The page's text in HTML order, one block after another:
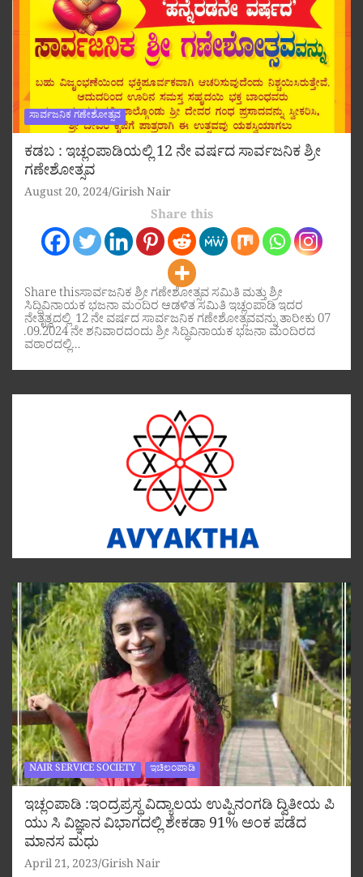
ಸಾರ್ವಜನಿಕ ಗಣೇಶೋತ್ಸವ
ಕಡಬ : ಇಚ್ಲಂಪಾಡಿಯಲ್ಲಿ 12 ನೇ ವರ್ಷದ ಸಾರ್ವಜನಿಕ ಶ್ರೀ
ಗಣೇಶೋತ್ಸವ
August 20, 2024 Girish Nair
Share this
Share thisಸಾರ್ವಜನಿಕ ಶ್ರೀ ಗಣೇಶೋತ್ಸವ ಸಮಿತಿ ಮತ್ತು ಶ್ರೀ
ಸಿದ್ಧಿವಿನಾಯಕ ಭಜನಾ ಮಂದಿರ ಆಡಳಿತ ಸಮಿತಿ ಇಚ್ಲಂಪಾಡಿ ಇದರ
ನೇತೃತ್ವದಲ್ಲಿ 12 ನೇ ವರ್ಷದ ಸಾರ್ವಜನಿಕ ಗಣೇಶೋತ್ಸವವನ್ನು ತಾರೀಕು 07
.09.2024 ನೇ ಶನಿವಾರದಂದು ಶ್ರೀ ಸಿದ್ಧಿವಿನಾಯಕ ಭಜನಾ ಮಂದಿರದ
ವಠಾರದಲ್ಲಿ…
NAIR SERVICE SOCIETY ಇಚಿಲಂಪಾಡಿ
ಇಚ್ಲಂಪಾಡಿ :ಇಂದ್ರಪ್ರಸ್ಥ ವಿದ್ಯಾಲಯ ಉಪ್ಪಿನಂಗಡಿ ದ್ವಿತೀಯ ಪಿ
ಯು ಸಿ ವಿಜ್ಞಾನ ವಿಭಾಗದಲ್ಲಿ ಶೇಕಡಾ 91% ಅಂಕ ಪಡೆದ
ಮಾನಸ ಮಧು
April 21, 2023 Girish Nair